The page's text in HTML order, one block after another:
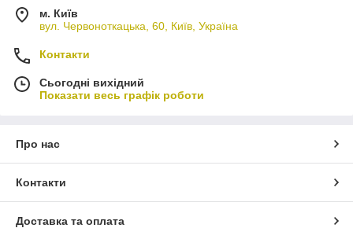
м. Київ
вул. Червоноткацька, 60, Київ, Україна
Контакти
Сьогодні вихідний
Показати весь графік роботи
Про нас
Контакти
Доставка та оплата